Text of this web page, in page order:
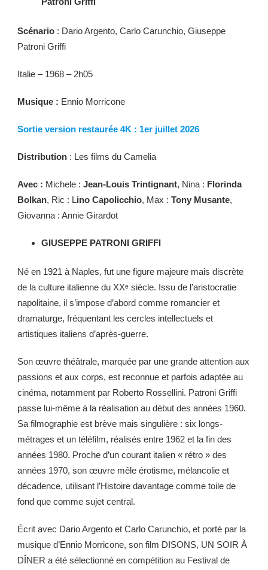
Scénario : Dario Argento, Carlo Carunchio, Giuseppe
Patroni Griffi
Italie – 1968 – 2h05
Musique : Ennio Morricone
Sortie version restaurée 4K : 1er juillet 2026
Distribution : Les films du Camelia
Avec : Michele : Jean-Louis Trintignant, Nina : Florinda
Bolkan, Ric : Lino Capolicchio, Max : Tony Musante,
Giovanna : Annie Girardot
GIUSEPPE PATRONI GRIFFI
Né en 1921 à Naples, fut une figure majeure mais discrète
de la culture italienne du XXᵉ siècle. Issu de l’aristocratie
napolitaine, il s’impose d’abord comme romancier et
dramaturge, fréquentant les cercles intellectuels et
artistiques italiens d’après-guerre.
Son œuvre théâtrale, marquée par une grande attention aux
passions et aux corps, est reconnue et parfois adaptée au
cinéma, notamment par Roberto Rossellini. Patroni Griffi
passe lui-même à la réalisation au début des années 1960.
Sa filmographie est brève mais singulière : six longs-
métrages et un téléfilm, réalisés entre 1962 et la fin des
années 1980. Proche d’un courant italien « rétro » des
années 1970, son œuvre mêle érotisme, mélancolie et
décadence, utilisant l’Histoire davantage comme toile de
fond que comme sujet central.
Écrit avec Dario Argento et Carlo Carunchio, et porté par la
musique d’Ennio Morricone, son film DISONS, UN SOIR À
DÎNER a été sélectionné en compétition au Festival de